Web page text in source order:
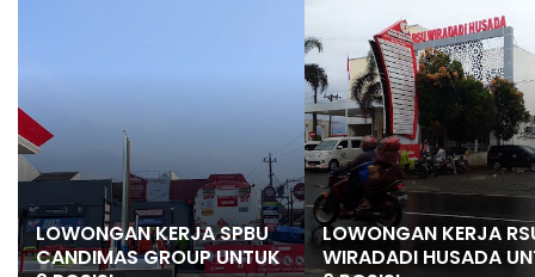
LOWONGAN KERJA SPBU
CANDIMAS GROUP UNTUK
LOWONGAN KERJA
WIRADADI HUSADA